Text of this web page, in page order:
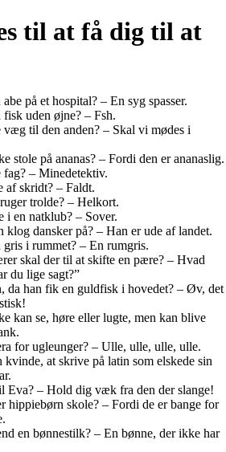
til at få dig til at
på et hospital? – En syg spasser.
uden øjne? – Fsh.
væg til den anden? – Skal vi mødes i
stole på ananas? – Fordi den er ananaslig.
– Minedetektiv.
af skridt? – Faldt.
trolde? – Helkort.
i en natklub? – Sover.
klog dansker på? – Han er ude af landet.
i rummet? – En rumgris.
skal der til at skifte en pære? – Hvad
du lige sagt?”
da han fik en guldfisk i hovedet? – Øv, det
kan se, høre eller lugte, men kan blive
for ugleunger? – Ulle, ulle, ulle, ulle.
kvinde, at skrive på latin som elskede sin
Eva? – Hold dig væk fra den der slange!
hippiebørn skole? – Fordi de er bange for
en bønnestilk? – En bønne, der ikke har